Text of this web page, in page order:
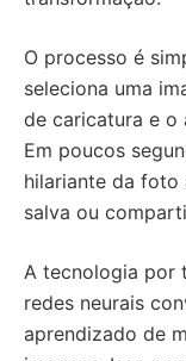
O processo é
seleciona uma
de caricatura e o
Em poucos
hilariante da foto
salva ou
A tecnologia por
redes neurais
aprendizado de